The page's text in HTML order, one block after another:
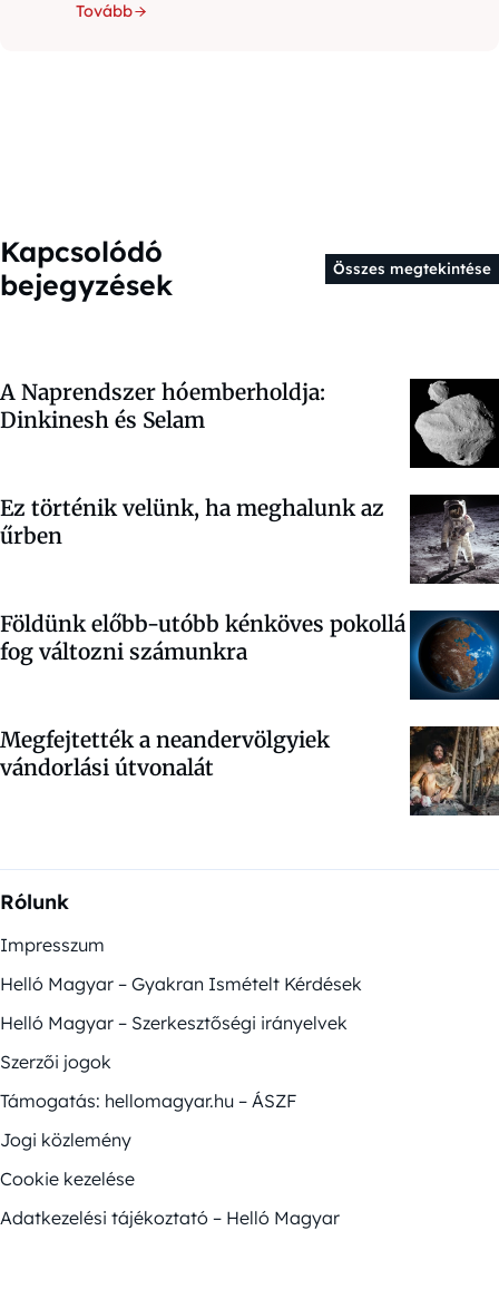
Tovább
Kapcsolódó
bejegyzések
Összes megtekintése
A Naprendszer hóemberholdja:
Dinkinesh és Selam
Ez történik velünk, ha meghalunk az
űrben
Földünk előbb-utóbb kénköves pokollá
fog változni számunkra
Megfejtették a neandervölgyiek
vándorlási útvonalát
Rólunk
Impresszum
Helló Magyar – Gyakran Ismételt Kérdések
Helló Magyar – Szerkesztőségi irányelvek
Szerzői jogok
Támogatás: hellomagyar.hu – ÁSZF
Jogi közlemény
Cookie kezelése
Adatkezelési tájékoztató – Helló Magyar